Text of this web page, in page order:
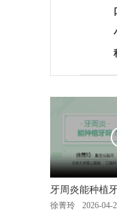
牙周炎能种植
徐菁玲 2026-04-